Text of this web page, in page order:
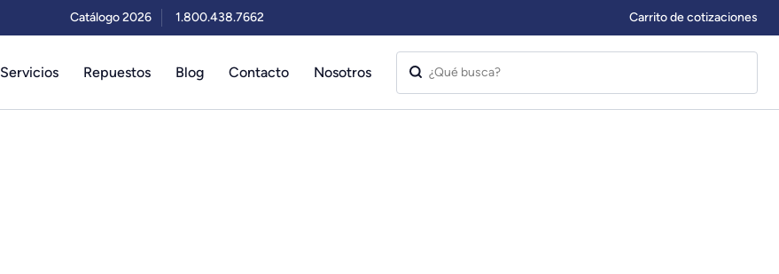
Catálogo 2026 1.800.438.7662 Carrito de cotizaciones
Servicios Repuestos Blog Contacto Nosotros